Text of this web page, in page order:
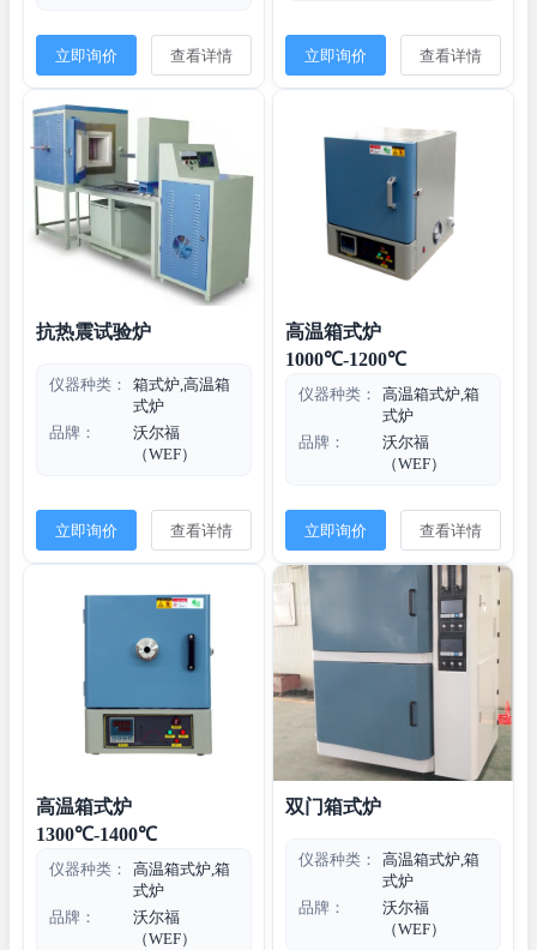
立即询价 查看详情 立即询价 查看详情
抗热震试验炉
仪器种类：
箱式炉,高温箱
式炉
品牌：
沃尔福
（WEF）
立即询价 查看详情
高温箱式炉
1000℃-1200℃
仪器种类：
高温箱式炉,箱
式炉
品牌：
沃尔福
（WEF）
立即询价 查看详情
高温箱式炉
1300℃-1400℃
仪器种类：
高温箱式炉,箱
式炉
品牌：
沃尔福
（WEF）
双门箱式炉
仪器种类：
高温箱式炉,箱
式炉
品牌：
沃尔福
（WEF）